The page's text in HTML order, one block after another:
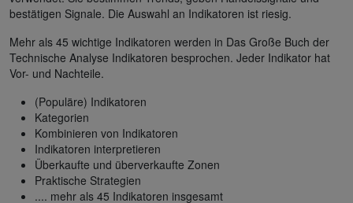
bestätigen Signale. Die Auswahl an Indikatoren ist riesig.
Mehr als 45 wichtige Indikatoren werden in Das Große Buch der
Technische Analyse Indikatoren besprochen. Jeder Indikator hat
Vor- und Nachteile.
(Populäre) Indikatoren
Kategorien
Kombinieren von Indikatoren
Indikatoren interpretieren
Überkaufte und überverkaufte Zonen
Praktische Strategien
.... mehr als 45 Indikatoren insgesamt